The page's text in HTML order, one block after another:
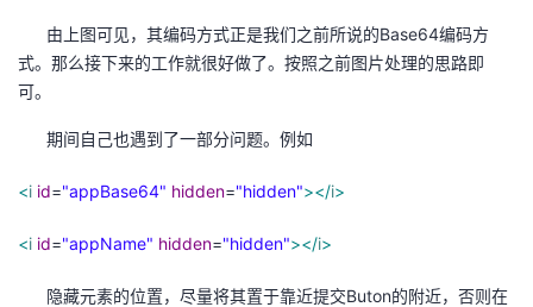
由上图可见，其编码方式正是我们之前所说的Base64编码方
式。那么接下来的工作就很好做了。按照之前图片处理的思路即
可。
期间自己也遇到了一部分问题。例如
<i id="appBase64" hidden="hidden"></i>
<i id="appName" hidden="hidden"></i>
隐藏元素的位置，尽量将其置于靠近提交Buton的附近，否则在